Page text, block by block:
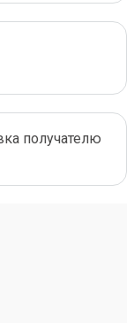
получателю